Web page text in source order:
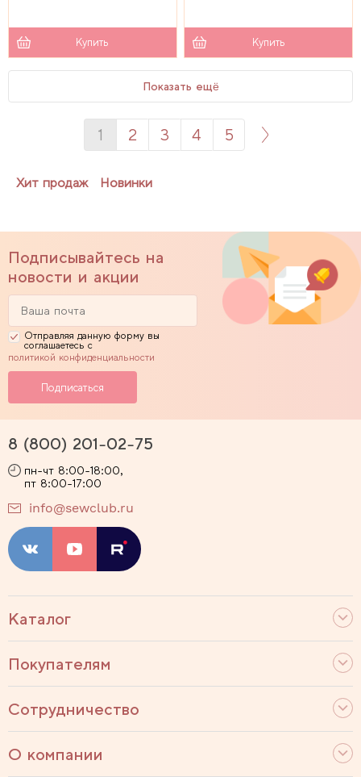
Купить Купить
Показать ещё
1 2 3 4 5
Хит продаж Новинки
Подписывайтесь на
новости и акции
Отправляя данную форму вы
соглашаетесь с
политикой конфиденциальности
Каталог
Покупателям
Сотрудничество
О компании
8 (800) 201-02-75
пн-чт 8:00-18:00,
пт 8:00-17:00
info@sewclub.ru